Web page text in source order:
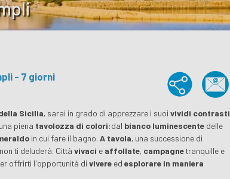
- 7 giorni
Sicilia, sarai in grado di apprezzare i suoivividi contrasti
piena tavolozza di colori:dal bianco luminescente delle
in cui fare il bagno.A tavola, una successione di
non ti deluderà. Cittàvivaci e affollate, campagnetranquille e
offrirti l'opportunità divivere edesplorare in maniera